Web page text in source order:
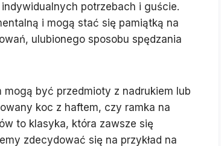
potrzebach i guście.
i mogą stać się pamiątką na
ulubionego sposobu spędzania
być przedmioty z nadrukiem lub
koc z haftem, czy ramka na
to klasyka, która zawsze się
zdecydować się na przykład na